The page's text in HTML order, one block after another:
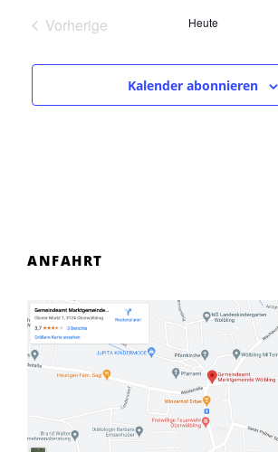
Vorherige
Heute
Kalender abonnieren
ANFAHRT